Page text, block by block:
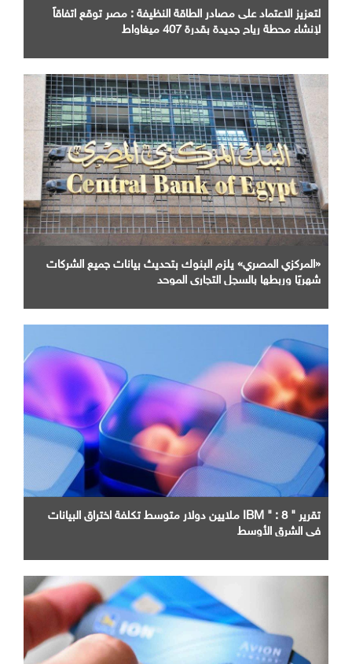
لتعزيز الاعتماد على مصادر الطاقة النظيفة : مصر توقع اتفاقاً
لإنشاء محطة رياح جديدة بقدرة 407 ميغاواط
«المركزي المصري» يلزم البنوك بتحديث بيانات جميع الشركات
شهريًا وربطها بالسجل التجاري الموحد
تقرير " IBM " : 8 ملايين دولار متوسط تكلفة اختراق البيانات
في الشرق الأوسط